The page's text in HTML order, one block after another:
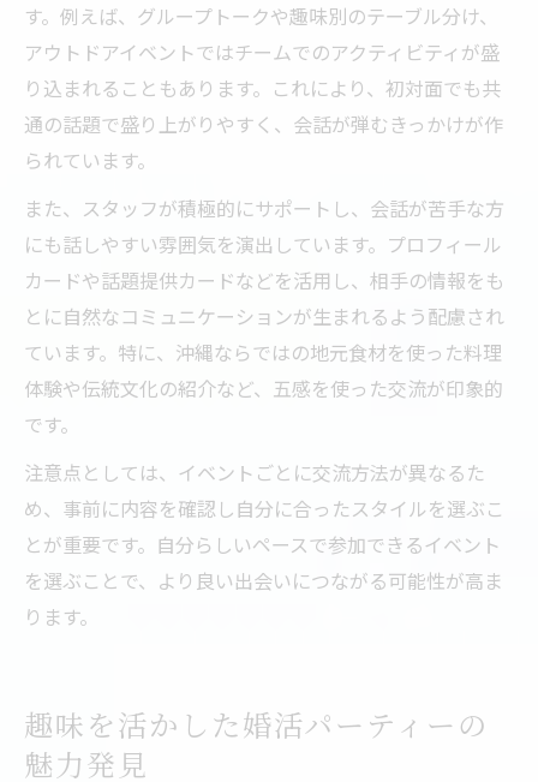
す。例えば、グループトークや趣味別のテーブル分け、
アウトドアイベントではチームでのアクティビティが盛
り込まれることもあります。これにより、初対面でも共
通の話題で盛り上がりやすく、会話が弾むきっかけが作
られています。
また、スタッフが積極的にサポートし、会話が苦手な方
にも話しやすい雰囲気を演出しています。プロフィール
カードや話題提供カードなどを活用し、相手の情報をも
とに自然なコミュニケーションが生まれるよう配慮され
ています。特に、沖縄ならではの地元食材を使った料理
体験や伝統文化の紹介など、五感を使った交流が印象的
です。
注意点としては、イベントごとに交流方法が異なるた
め、事前に内容を確認し自分に合ったスタイルを選ぶこ
とが重要です。自分らしいペースで参加できるイベント
を選ぶことで、より良い出会いにつながる可能性が高ま
ります。
趣味を活かした婚活パーティーの
魅力発見